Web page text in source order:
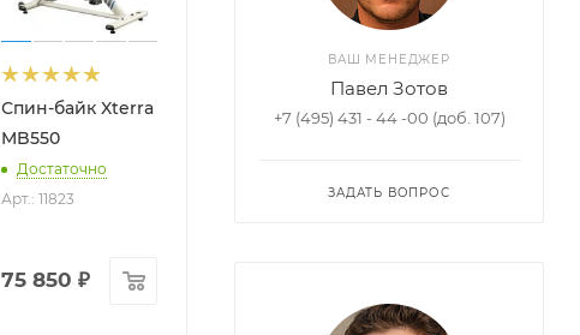
Спин-байк Xterra
MB550
Достаточно
Арт.: 11823
75 850 ₽
ВАШ МЕНЕДЖЕР
Павел Зотов
+7 (495) 431 - 44 -00 (доб. 107)
ЗАДАТЬ ВОПРОС